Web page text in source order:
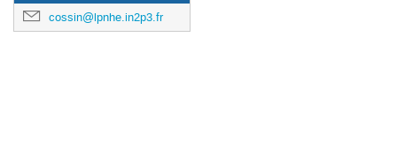
cossin@lpnhe.in2p3.fr